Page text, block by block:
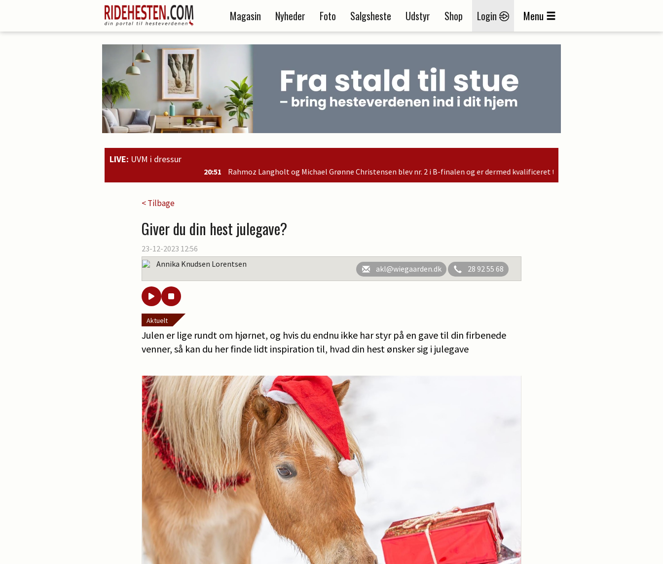
Magasin Nyheder Foto Salgsheste Udstyr Shop Login Menu
LIVE: UVM i dressur
Rahmoz Langholt og Michael Grønne Christensen blev nr. 2 i B-finalen og er dermed kvalificeret til søndagens finale
< Tilbage
Giver du din hest julegave?
23-12-2023 12:56
Annika Knudsen Lorentsen
akl@wiegaarden.dk 28 92 55 68
Aktuelt
Julen er lige rundt om hjørnet, og hvis du endnu ikke har styr på en gave til din firbenede
venner, så kan du her finde lidt inspiration til, hvad din hest ønsker sig i julegave